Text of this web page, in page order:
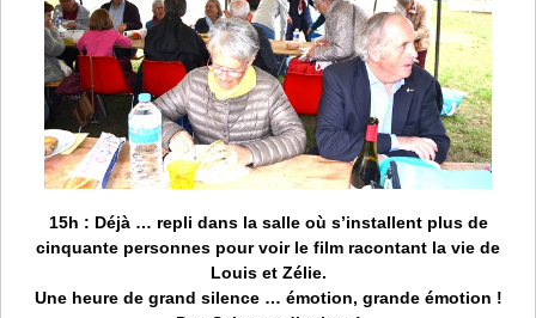
15h : Déjà … repli dans la salle où s’installent plus de
cinquante personnes pour voir le film racontant la vie de
Louis et Zélie.
Une heure de grand silence … émotion, grande émotion !